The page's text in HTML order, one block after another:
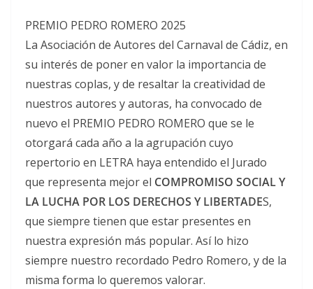
PREMIO PEDRO ROMERO 2025
La Asociación de Autores del Carnaval de Cádiz, en
su interés de poner en valor la importancia de
nuestras coplas, y de resaltar la creatividad de
nuestros autores y autoras, ha convocado de
nuevo el PREMIO PEDRO ROMERO que se le
otorgará cada año a la agrupación cuyo
repertorio en LETRA haya entendido el Jurado
que representa mejor el COMPROMISO SOCIAL Y
LA LUCHA POR LOS DERECHOS Y LIBERTADES,
que siempre tienen que estar presentes en
nuestra expresión más popular. Así lo hizo
siempre nuestro recordado Pedro Romero, y de la
misma forma lo queremos valorar.